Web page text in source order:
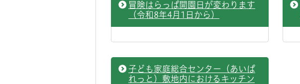
冒険はらっぱ開園日が変わります
（令和8年4月1日から）
子ども家庭総合センター（あいぱ
れっと）敷地内におけるキッチン